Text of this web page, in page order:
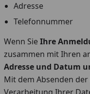
Adresse
Telefonnummer
Wenn SieIhre
zusammen mit Ihren
Adresse und Datum
Mit dem Absenden